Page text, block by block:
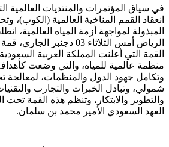
في سياق المؤتمرات والمنتديات العالمية
انعقاد القمم المناخية العالمية (الكوب)،
المبذولة لمواجهة أزمة المياه العالمية،
الرياض أمس الثلاثاء 03
القمة التي أعلنت المملكة العربية
منظمة عالمية للمياه، والتي وضعت كأهداف
وتكامل جهود الدول والمنظمات، لمعالجة
شمولي، وتبادل الخبرات والتجارب
والتطوير والابتكار، وتنظم هذه القمة تحت
العهد السعودي الأمير محمد بن سلمان.